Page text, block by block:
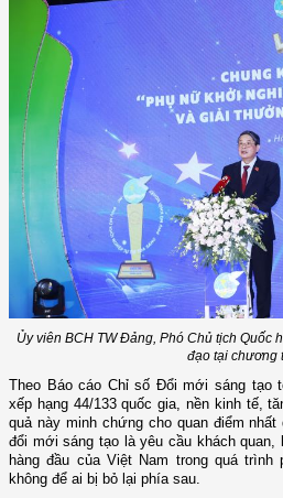
Ủy viên BCH TW Đảng, Phó Chủ tịch Quốc
đạo tại chương
Theo Báo cáo Chỉ số Đổi mới sáng tạo
xếp hạng 44/133 quốc gia, nền kinh tế,
quả này minh chứng cho quan điểm
đổi mới sáng tạo là yêu cầu khách
hàng đầu của Việt Nam trong quá trình
không để ai bị bỏ lại phía sau.